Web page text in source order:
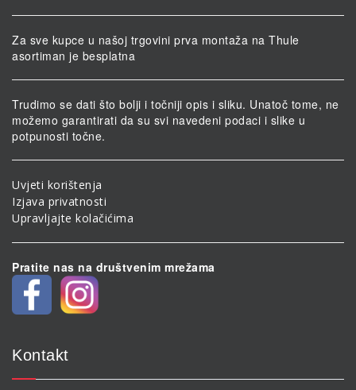
Za sve kupce u našoj trgovini prva montaža na Thule
asortiman je besplatna
Trudimo se dati što bolji i točniji opis i sliku. Unatoč tome, ne
možemo garantirati da su svi navedeni podaci i slike u
potpunosti točne.
Uvjeti korištenja
Izjava privatnosti
Upravljajte kolačićima
Pratite nas na društvenim mrežama
Kontakt